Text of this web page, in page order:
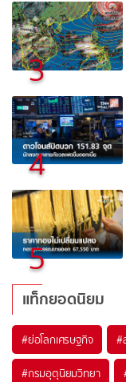
3
4
5
แท็กยอดนิยม
#ย่อโลกเศรษฐกิจ #
#กรมอุตุนิยมวิทยา